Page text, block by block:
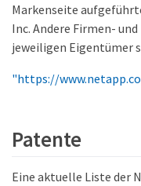
Markenseite
Inc. Andere Firmen-
jeweiligen Eigentümer
"https://
Patente
Eine aktuelle Liste der